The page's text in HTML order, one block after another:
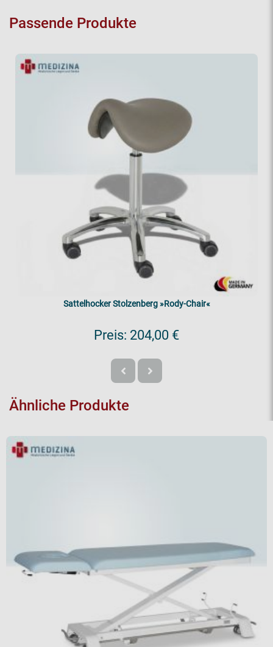
Passende Produkte
Sattelhocker Stolzenberg »Rody-Chair«
Preis: 204,00 €
Ähnliche Produkte